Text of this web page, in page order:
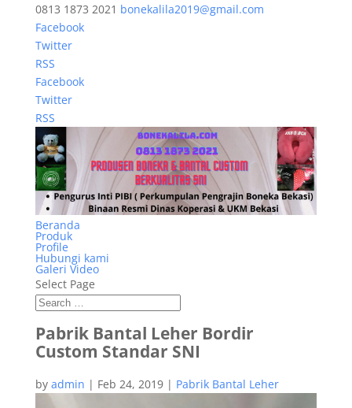
0813 1873 2021 bonekalila2019@gmail.com
Facebook
Twitter
RSS
Facebook
Twitter
RSS
Beranda
Produk
Profile
Hubungi kami
Galeri Video
Select Page
Pabrik Bantal Leher Bordir
Custom Standar SNI
by admin | Feb 24, 2019| Pabrik Bantal Leher